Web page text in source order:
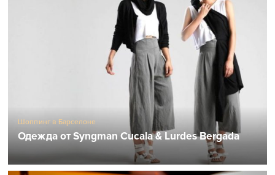
Шоппинг в Барселоне
Одежда от Syngman Cucala & Lurdes Bergada